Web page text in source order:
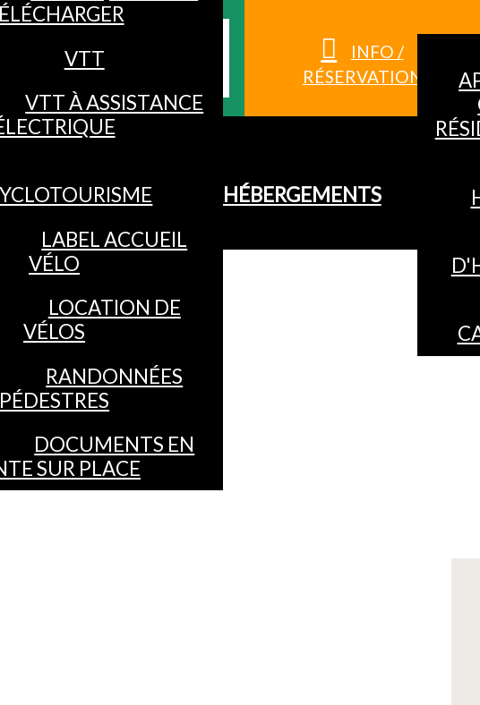
DES HAUTES-
INFO /
RÉSERVATION
VTT
VTT À ASSISTANCE
LABEL ACCUEIL
VÉLO
LOCATION DE
VÉLOS
RANDONNÉES
PÉDESTRES
DOCUMENTS EN
SUR PLACE
HÉBERGEMENTS